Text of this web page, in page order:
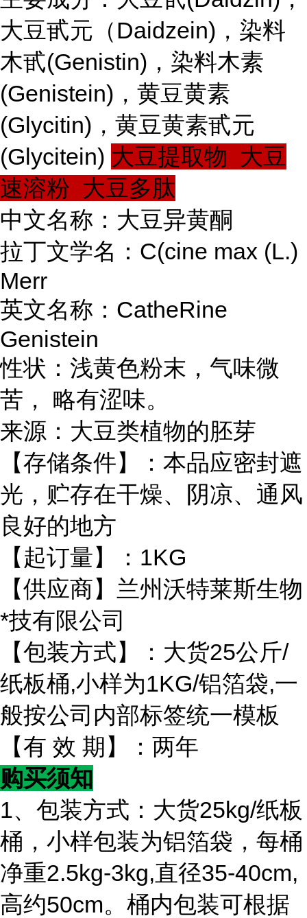
大豆甙元（Daidzein)，染料
木甙(Genistin)，染料木素
(Genistein)，黄豆黄素
(Glycitin)，黄豆黄素甙元
(Glycitein) 大豆提取物 大豆
速溶粉 大豆多肽
中文名称：大豆异黄酮
拉丁文学名：C(cine max (L.)
Merr
英文名称：CatheRine
Genistein
性状：浅黄色粉末，气味微
苦， 略有涩味。
来源：大豆类植物的胚芽
【存储条件】：本品应密封遮
光，贮存在干燥、阴凉、通风
良好的地方
【起订量】：1KG
【供应商】兰州沃特莱斯生物
*技有限公司
【包装方式】：大货25公斤/
纸板桶,小样为1KG/铝箔袋,一
般按公司内部标签统一模板
【有 效 期】：两年
购买须知
1、包装方式：大货25kg/纸板
桶，小样包装为铝箔袋，每桶
净重2.5kg-3kg,直径35-40cm,
高约50cm。桶内包装可根据